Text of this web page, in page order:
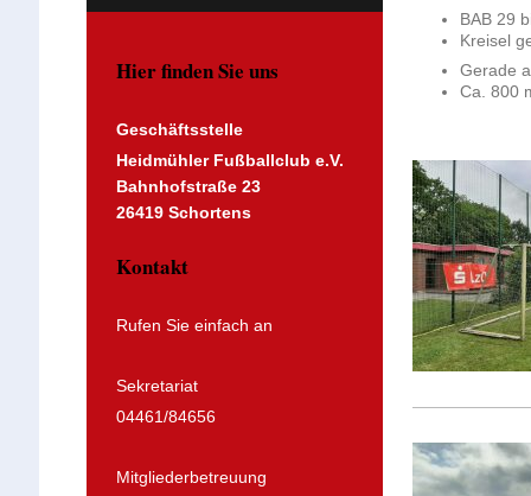
BAB 29
Kreisel
Gerade
Ca. 800
Hier finden Sie uns
Geschäftsstelle
Heidmühler Fußballclub e.V.
Bahnhofstraße 23
26419 Schortens
Kontakt
Rufen Sie einfach an
Sekretariat
04461/84656
Mitgliederbetreuung